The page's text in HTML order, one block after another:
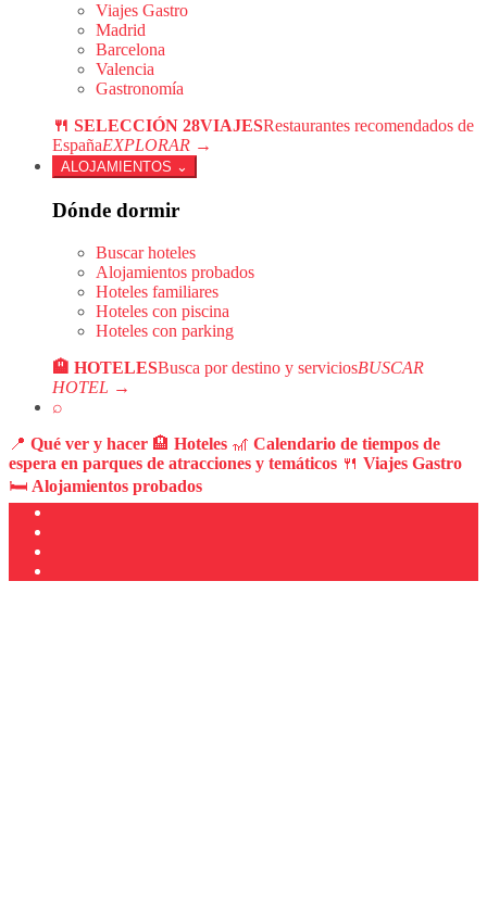
Viajes Gastro
Madrid
Barcelona
Valencia
Gastronomía
🍴 SELECCIÓN 28VIAJESRestaurantes recomendados de
EspañaEXPLORAR →
ALOJAMIENTOS ⌄
Dónde dormir
Buscar hoteles
Alojamientos probados
Hoteles familiares
Hoteles con piscina
Hoteles con parking
🏨 HOTELESBusca por destino y serviciosBUSCAR
HOTEL →
⌕
📍 Qué ver y hacer 🏨 Hoteles 🎢 Calendario de tiempos de
espera en parques de atracciones y temáticos 🍴 Viajes Gastro
🛏️ Alojamientos probados
contenido